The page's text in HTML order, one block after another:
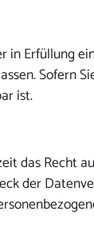
Erfüllung
Sofern
ist.
das Recht
der